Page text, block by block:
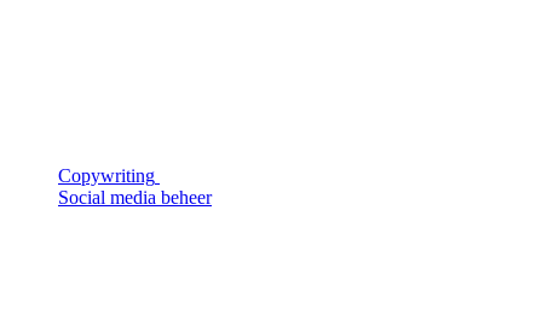
Copywriting
Social media beheer